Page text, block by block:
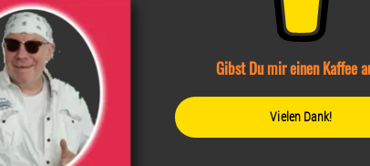
Gibst Du mir einen Kaffee
Vielen Dank!